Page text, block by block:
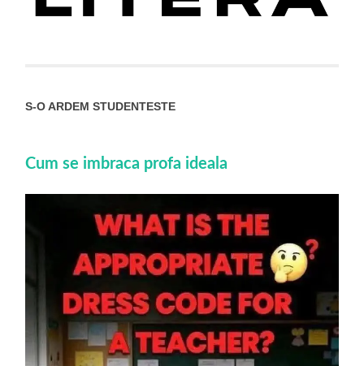
S-O ARDEM STUDENTESTE
Cum se imbraca profa ideala